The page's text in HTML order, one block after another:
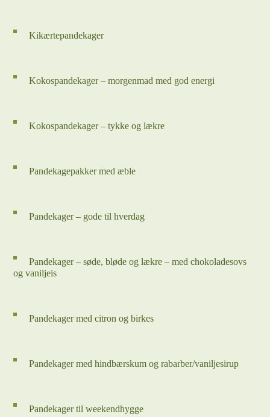
Kikærtepandekager
Kokospandekager – morgenmad med god energi
Kokospandekager – tykke og lækre
Pandekagepakker med æble
Pandekager – gode til hverdag
Pandekager – søde, bløde og lækre – med chokoladesovs
og vaniljeis
Pandekager med citron og birkes
Pandekager med hindbærskum og rabarber/vaniljesirup
Pandekager til weekendhygge